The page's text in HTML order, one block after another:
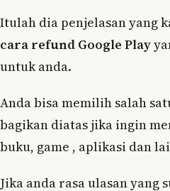
Itulah dia penjelasan yang
cara refund Google Play
untuk anda.
Anda bisa memilih salah
bagikan diatas jika ingin
buku, game , aplikasi dan
Jika anda rasa ulasan yang